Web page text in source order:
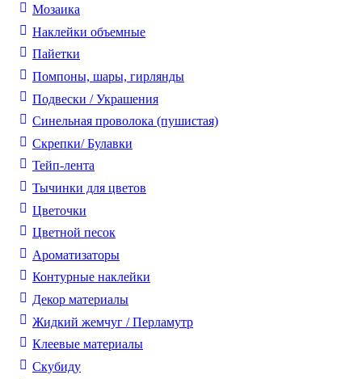
Мозаика
Наклейки объемные
Пайетки
Помпоны, шары, гирлянды
Подвески / Украшения
Синельная проволока (пушистая)
Скрепки/ Булавки
Тейп-лента
Тычинки для цветов
Цветочки
Цветной песок
Ароматизаторы
Контурные наклейки
Декор материалы
Жидкий жемчуг / Перламутр
Клеевые материалы
Скубиду